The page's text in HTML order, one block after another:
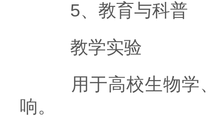
5、教育与科普
教学实验
用于高校生物学、
响。